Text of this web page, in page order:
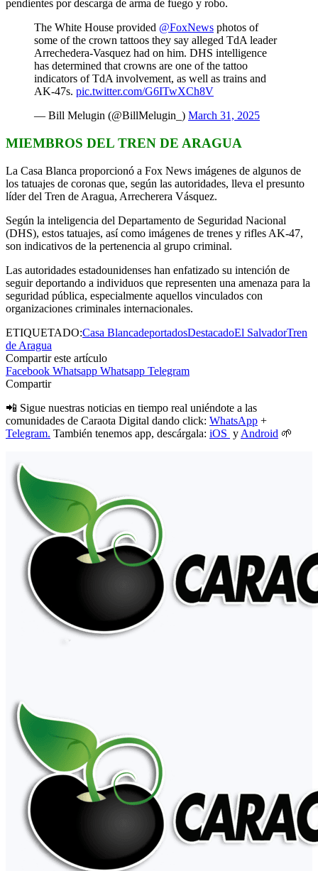
pendientes por descarga de arma de fuego y robo.
The White House provided @FoxNews photos of
some of the crown tattoos they say alleged TdA leader
Arrechedera-Vasquez had on him. DHS intelligence
has determined that crowns are one of the tattoo
indicators of TdA involvement, as well as trains and
AK-47s. pic.twitter.com/G6ITwXCh8V
— Bill Melugin (@BillMelugin_) March 31, 2025
MIEMBROS DEL TREN DE ARAGUA
La Casa Blanca proporcionó a Fox News imágenes de algunos de
los tatuajes de coronas que, según las autoridades, lleva el presunto
líder del Tren de Aragua, Arrecherera Vásquez.
Según la inteligencia del Departamento de Seguridad Nacional
(DHS), estos tatuajes, así como imágenes de trenes y rifles AK-47,
son indicativos de la pertenencia al grupo criminal.
Las autoridades estadounidenses han enfatizado su intención de
seguir deportando a individuos que representen una amenaza para la
seguridad pública, especialmente aquellos vinculados con
organizaciones criminales internacionales.
ETIQUETADO:Casa BlancadeportadosDestacadoEl SalvadorTren
de Aragua
Compartir este artículo
Facebook Whatsapp Whatsapp Telegram
Compartir
📲 Sigue nuestras noticias en tiempo real uniéndote a las
comunidades de Caraota Digital dando click: WhatsApp +
Telegram. También tenemos app, descárgala: iOS y Android 🌱